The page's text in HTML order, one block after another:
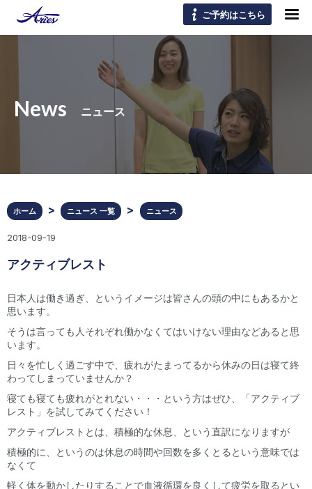
ご予約はこちら
News ニュース
ホーム ニュース 一覧 ニュース
2018-09-19
アクティブレスト
日本人は働き過ぎ、というイメージは皆さんの頭の中にもあるかと
思います。
そうは言っても人それぞれ働かなくてはいけない理由などあると思
います。
日々を忙しく過ごす中で、疲れがたまってるから休みの日は寝て終
わってしまっていませんか？
寝ても寝ても疲れがとれない・・・という方はぜひ、「アクティブ
レスト」を試してみてください！
アクティブレストとは、積極的な休息、という直訳になりますが
積極的に、というのは休息の時間や回数を多くとるという意味では
なくて
軽く体を動かしたりすることで血液循環を良くして疲労を取るとい